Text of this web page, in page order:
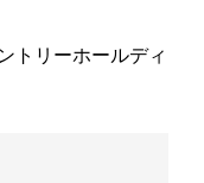
トリーホールディ